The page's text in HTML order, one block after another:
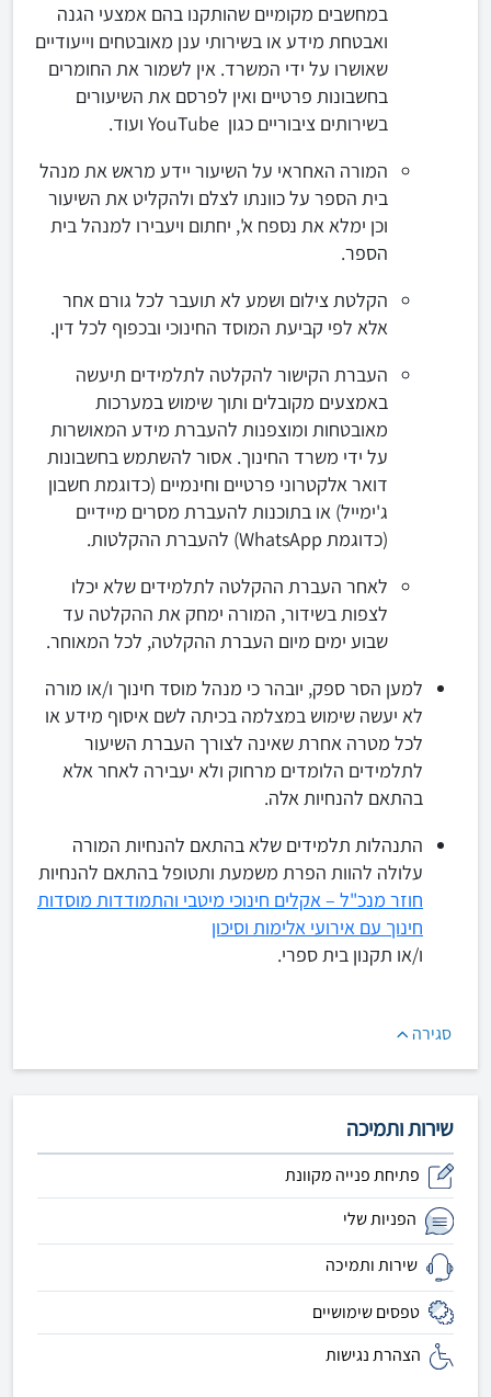
במחשבים מקומיים שהותקנו בהם אמצעי הגנה
ואבטחת מידע או בשירותי ענן מאובטחים וייעודיים
שאושרו על ידי המשרד. אין לשמור את החומרים
בחשבונות פרטיים ואין לפרסם את השיעורים
בשירותים ציבוריים כגון YouTube ועוד.
המורה האחראי על השיעור יידע מראש את מנהל
בית הספר על כוונתו לצלם ולהקליט את השיעור
וכן ימלא את נספח א', יחתום ויעבירו למנהל בית
הספר.
הקלטת צילום ושמע לא תועבר לכל גורם אחר
אלא לפי קביעת המוסד החינוכי ובכפוף לכל דין.
העברת הקישור להקלטה לתלמידים תיעשה
באמצעים מקובלים ותוך שימוש במערכות
מאובטחות ומוצפנות להעברת מידע המאושרות
על ידי משרד החינוך. אסור להשתמש בחשבונות
דואר אלקטרוני פרטיים וחינמיים (כדוגמת חשבון
ג'ימייל) או בתוכנות להעברת מסרים מיידיים
(כדוגמת WhatsApp) להעברת ההקלטות.
לאחר העברת ההקלטה לתלמידים שלא יכלו
לצפות בשידור, המורה ימחק את ההקלטה עד
שבוע ימים מיום העברת ההקלטה, לכל המאוחר.
למען הסר ספק, יובהר כי מנהל מוסד חינוך ו/או מורה
לא יעשה שימוש במצלמה בכיתה לשם איסוף מידע או
לכל מטרה אחרת שאינה לצורך העברת השיעור
לתלמידים הלומדים מרחוק ולא יעבירה לאחר אלא
בהתאם להנחיות אלה.
התנהלות תלמידים שלא בהתאם להנחיות המורה
עלולה להוות הפרת משמעת ותטופל בהתאם להנחיות
חוזר מנכ"ל – אקלים חינוכי מיטבי והתמודדות מוסדות
חינוך עם אירועי אלימות וסיכון
ו/או תקנון בית ספרי.
סגירה
שירות ותמיכה
פתיחת פנייה מקוונת
הפניות שלי
שירות ותמיכה
טפסים שימושיים
הצהרת נגישות